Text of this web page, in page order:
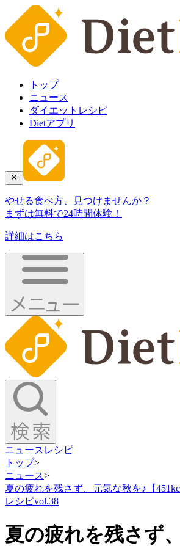
トップ
ニュース
ダイエットレシピ
Dietアプリ
やせる食べ方、見つけませんか？
まずは無料で24時間体験！
詳細はこちら
ニュース レシピ
トップ>
ニュース>
夏の疲れを残さず、元気な秋を♪【
レシピvol.38
夏の疲れを残さず